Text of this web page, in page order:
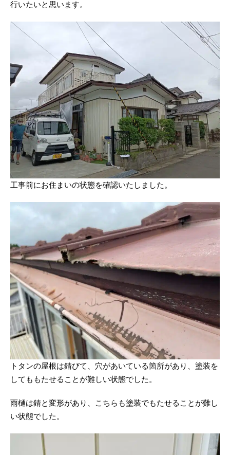
行いたいと思います。
工事前にお住まいの状態を確認いたしました。
トタンの屋根は錆びて、穴があいている箇所があり、塗装を
してももたせることが難しい状態でした。
雨樋は錆と変形があり、こちらも塗装でもたせることが難し
い状態でした。